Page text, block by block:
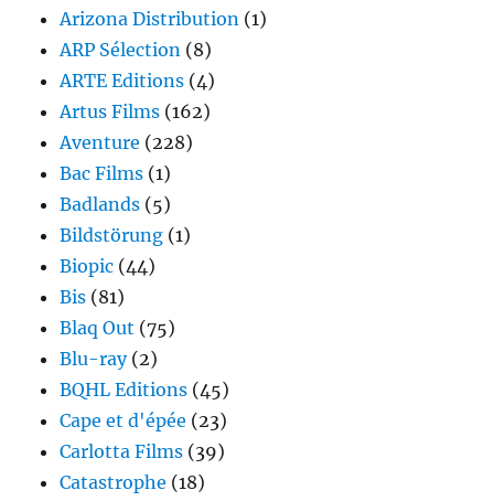
Arizona Distribution (1)
ARP Sélection (8)
ARTE Editions (4)
Artus Films (162)
Aventure (228)
Bac Films (1)
Badlands (5)
Bildstörung (1)
Biopic (44)
Bis (81)
Blaq Out (75)
Blu-ray(2)
BQHL Editions (45)
Cape et d'épée (23)
Carlotta Films (39)
Catastrophe (18)